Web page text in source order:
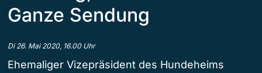
Ganze Sendung
Di 26. Mai 2020, 16.00 Uhr
Ehemaliger Vizepräsident des Hundeheims